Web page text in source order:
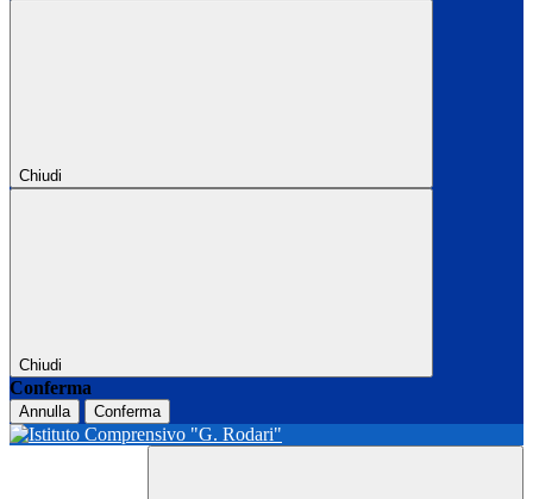
Chiudi
Chiudi
Conferma
Annulla Conferma